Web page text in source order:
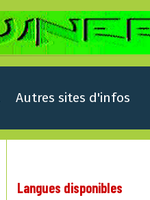
Autres sites d'infos
Langues disponibles